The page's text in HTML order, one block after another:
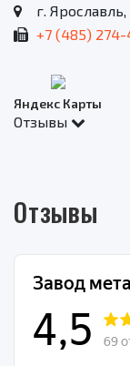
г.
+7 (485)
Яндекс Карты
Отзывы
Отзывы